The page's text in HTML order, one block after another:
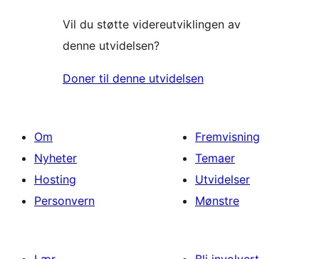
Vil du støtte videreutviklingen av
denne utvidelsen?
Doner til denne utvidelsen
Om
Nyheter
Hosting
Personvern
Fremvisning
Temaer
Utvidelser
Mønstre